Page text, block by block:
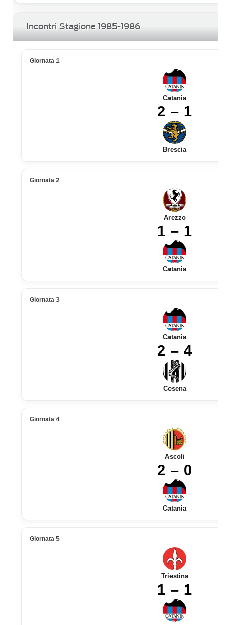
Incontri Stagione 1985-1986
Giornata 1
Catania
2 – 1
Brescia
Giornata 2
Arezzo
1 – 1
Catania
Giornata 3
Catania
2 – 4
Cesena
Giornata 4
Ascoli
2 – 0
Catania
Giornata 5
Triestina
1 – 1